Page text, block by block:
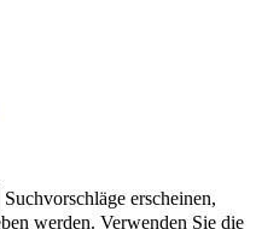
Suchvorschläge erscheinen,
werden. Verwenden Sie die